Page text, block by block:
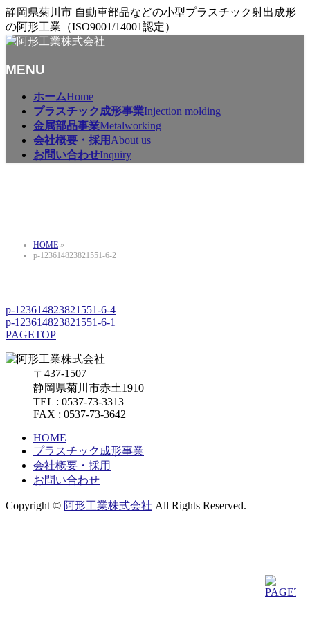
静岡県菊川市 自動車部品などの小型プラスチック射出成形
の阿形工業（ISO9001/14001認定）
MENU
ホームHome
プラスチック成形事業Injection molding
金属部品事業Metalworking
会社概要・採用About us
お問い合わせInquiry
HOME »
p-123614823821551-6-2
p-123614823821551-6-4
p-123614823821551-6-1
PAGETOP
〒437-1507
静岡県菊川市赤土1910
TEL : 0537-73-3313
FAX : 0537-73-3642
HOME
プラスチック成形事業
会社概要・採用
お問い合わせ
Copyright © 阿形工業株式会社 All Rights Reserved.